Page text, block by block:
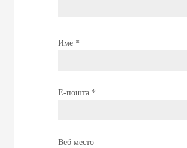
Име *
Е-пошта *
Веб место